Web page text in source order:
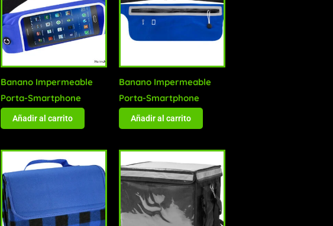
Banano Impermeable
Porta-Smartphone
Añadir al carrito
Banano Impermeable
Porta-Smartphone
Añadir al carrito